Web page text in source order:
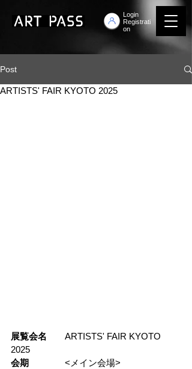
Login
Registrati
on
Post
ARTISTS' FAIR KYOTO 2025
展覧会名
ARTISTS' FAIR KYOTO
2025
会期 <メイン会場>